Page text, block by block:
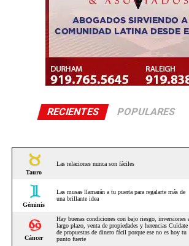
RECIENTES POPULARES